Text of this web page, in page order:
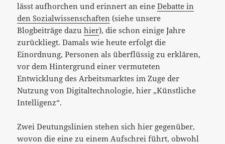
lässt aufhorchen und erinnert an eineDebatte in
den Sozialwissenschaften (siehe unsere
Blogbeiträge dazuhier), die schon einige Jahre
zurückliegt. Damals wie heute erfolgt die
Einordnung, Personen als überflüssig zu erklären,
vor dem Hintergrund einer vermuteten
Entwicklung des Arbeitsmarktes im Zuge der
Nutzung von Digitaltechnologie, hier „Künstliche
Intelligenz“.
Zwei Deutungslinien stehen sich hier gegenüber,
wovon die eine zu einem Aufschrei führt, obwohl